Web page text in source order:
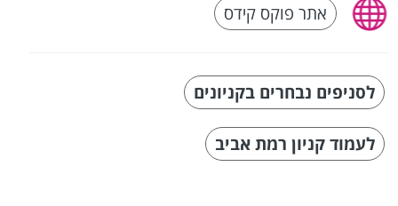
אתר פוקס קידס
לסניפים נבחרים בקניונים
לעמוד קניון רמת אביב